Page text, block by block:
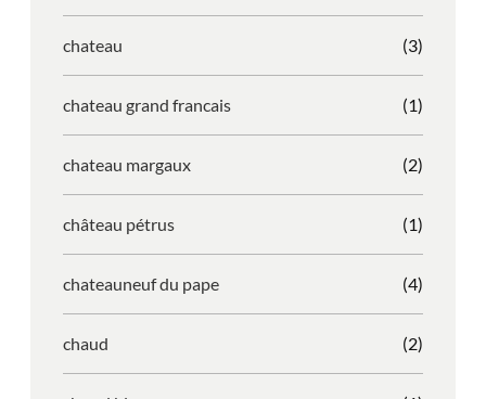
chateau (3)
chateau grand francais (1)
chateau margaux (2)
château pétrus (1)
chateauneuf du pape (4)
chaud (2)